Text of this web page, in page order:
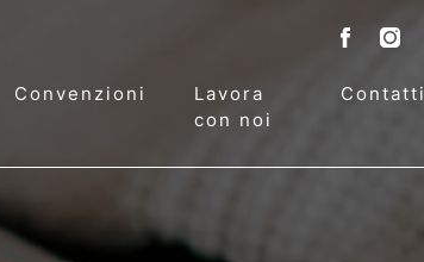
Convenzioni
Lavora
con noi
Contatti